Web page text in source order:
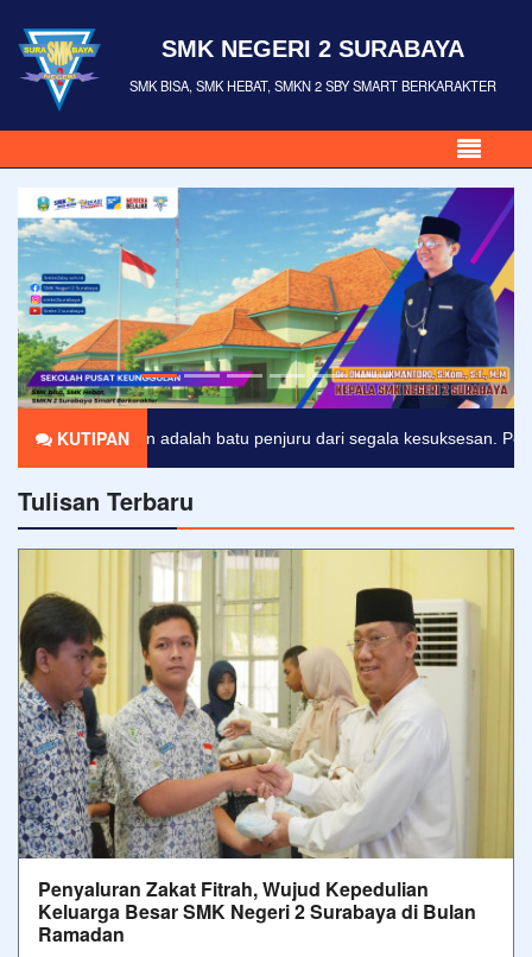
SMK NEGERI 2 SURABAYA
SMK BISA, SMK HEBAT, SMKN 2 SBY SMART BERKARAKTER
KUTIPAN
adalah batu penjuru dari segala kesuksesan. Pengakuan
Tulisan Terbaru
Penyaluran Zakat Fitrah, Wujud Kepedulian
Keluarga Besar SMK Negeri 2 Surabaya di Bulan
Ramadan